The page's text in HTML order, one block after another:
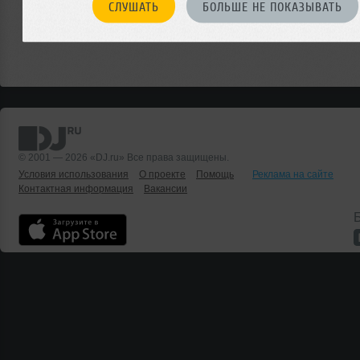
СЛУШАТЬ БОЛЬШЕ НЕ ПОКАЗЫВАТЬ
© 2001 — 2026 «DJ.ru» Все права защищены.
Условия использования
О проекте Помощь
Реклама на сайте
Контактная информация
Вакансии